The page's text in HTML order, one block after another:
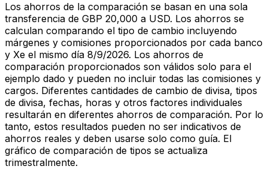
Los ahorros de la comparación se basan en una sola
transferencia de GBP 20,000 a USD. Los ahorros se
calculan comparando el tipo de cambio incluyendo
márgenes y comisiones proporcionados por cada banco
y Xe el mismo día 8/9/2026. Los ahorros de
comparación proporcionados son válidos solo para el
ejemplo dado y pueden no incluir todas las comisiones y
cargos. Diferentes cantidades de cambio de divisa, tipos
de divisa, fechas, horas y otros factores individuales
resultarán en diferentes ahorros de comparación. Por lo
tanto, estos resultados pueden no ser indicativos de
ahorros reales y deben usarse solo como guía. El
gráfico de comparación de tipos se actualiza
trimestralmente.